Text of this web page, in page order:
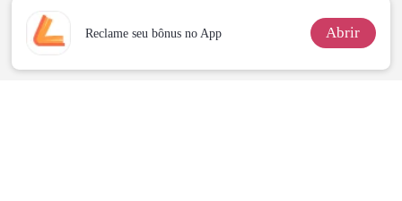
Reclame seu bônus no App Abrir